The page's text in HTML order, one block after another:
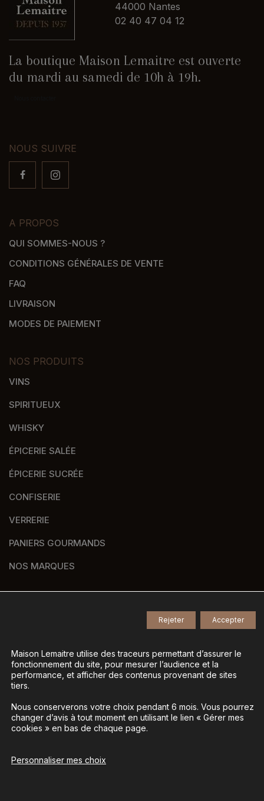
44000 Nantes
02 40 47 04 12
La boutique Maison Lemaitre est ouverte
du mardi au samedi de 10h à 19h.
NOUS SUIVRE
A PROPOS
QUI SOMMES-NOUS ?
CONDITIONS GÉNÉRALES DE VENTE
FAQ
LIVRAISON
MODES DE PAIEMENT
NOS PRODUITS
VINS
SPIRITUEUX
WHISKY
ÉPICERIE SALÉE
ÉPICERIE SUCRÉE
CONFISERIE
VERRERIE
PANIERS GOURMANDS
NOS MARQUES
Tous droits réservés -
Mentions légales-
Gestion des données personnelles-
Gérer mes cookies
La vente d’alcool est interdite aux mineurs - L’abus
avec modération
Maison Lemaitre utilise des traceurs permettant d’assurer le
fonctionnement du site, pour mesurer l’audience et la
performance, et afficher des contenus provenant de sites
tiers.
Nous conserverons votre choix pendant 6 mois. Vous pourrez
changer d’avis à tout moment en utilisant le lien « Gérer mes
cookies » en bas de chaque page.
Personnaliser mes choix
Accepter
Rejeter